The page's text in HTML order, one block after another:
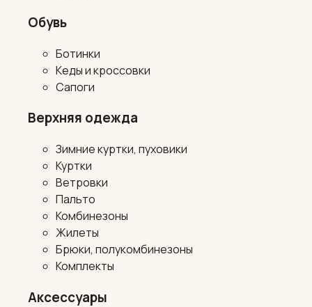
Обувь
Ботинки
Кеды и кроссовки
Сапоги
Верхняя одежда
Зимние куртки, пуховики
Куртки
Ветровки
Пальто
Комбинезоны
Жилеты
Брюки, полукомбинезоны
Комплекты
Аксессуары